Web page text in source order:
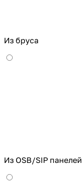
Из бруса
Из OSB/SIP панелей